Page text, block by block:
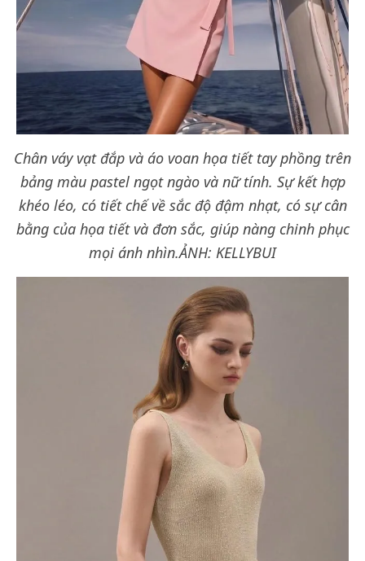
Chân váy vạt đắp và áo voan họa tiết tay phồng trên
bảng màu pastel ngọt ngào và nữ tính. Sự kết hợp
khéo léo, có tiết chế về sắc độ đậm nhạt, có sự cân
bằng của họa tiết và đơn sắc, giúp nàng chinh phục
mọi ánh nhìn.ẢNH: KELLYBUI